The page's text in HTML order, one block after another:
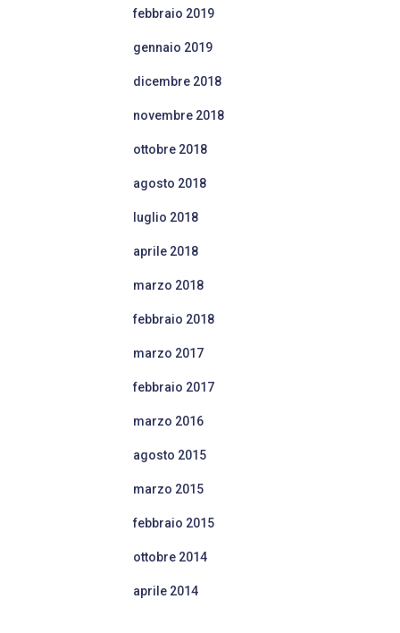
febbraio 2019
gennaio 2019
dicembre 2018
novembre 2018
ottobre 2018
agosto 2018
luglio 2018
aprile 2018
marzo 2018
febbraio 2018
marzo 2017
febbraio 2017
marzo 2016
agosto 2015
marzo 2015
febbraio 2015
ottobre 2014
aprile 2014